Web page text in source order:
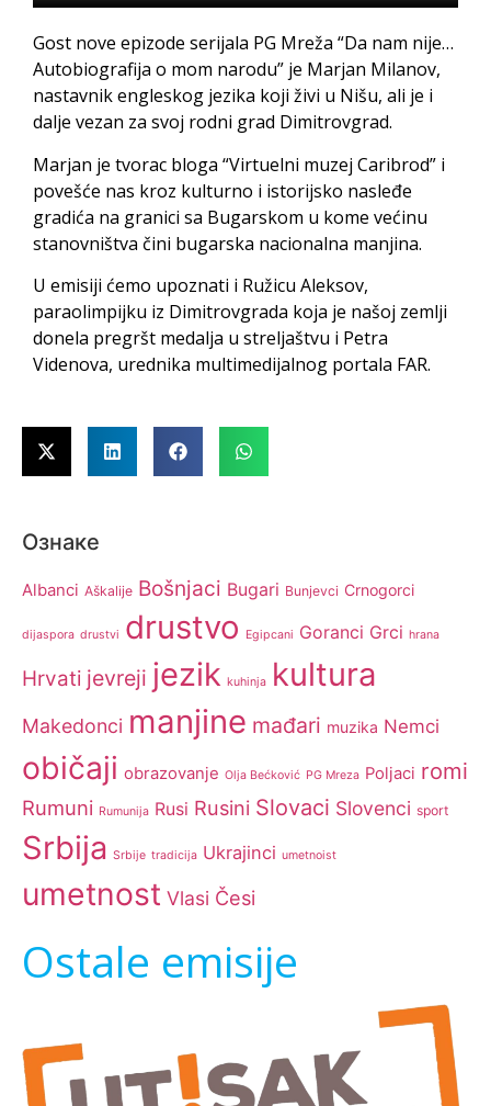
Gost nove epizode serijala PG Mreža “Da nam nije…
Autobiografija o mom narodu” je Marjan Milanov,
nastavnik engleskog jezika koji živi u Nišu, ali je i
dalje vezan za svoj rodni grad Dimitrovgrad.
Marjan je tvorac bloga “Virtuelni muzej Caribrod” i
povešće nas kroz kulturno i istorijsko nasleđe
gradića na granici sa Bugarskom u kome većinu
stanovništva čini bugarska nacionalna manjina.
U emisiji ćemo upoznati i Ružicu Aleksov,
paraolimpijku iz Dimitrovgrada koja je našoj zemlji
donela pregršt medalja u streljaštvu i Petra
Videnova, urednika multimedijalnog portala FAR.
Ознаке
Albanci Aškalije Bošnjaci Bugari Bunjevci Crnogorci
dijaspora drustvi drustvo Egipcani Goranci Grci hrana
Hrvati jevreji jezik kuhinja kultura
Makedonci manjine mađari muzika Nemci
običaji obrazovanje Olja Bećković PG Mreza Poljaci romi
Rumuni Rumunija Rusi Rusini Slovaci Slovenci sport
Srbija Srbije tradicija Ukrajinci umetnoist
umetnost Vlasi Česi
Ostale emisije